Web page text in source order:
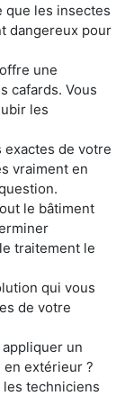
que les insectes
dangereux pour
une
cafards. Vous
les
exactes de votre
vraiment en
le bâtiment
traitement le
qui vous
de votre
un
extérieur ?
techniciens